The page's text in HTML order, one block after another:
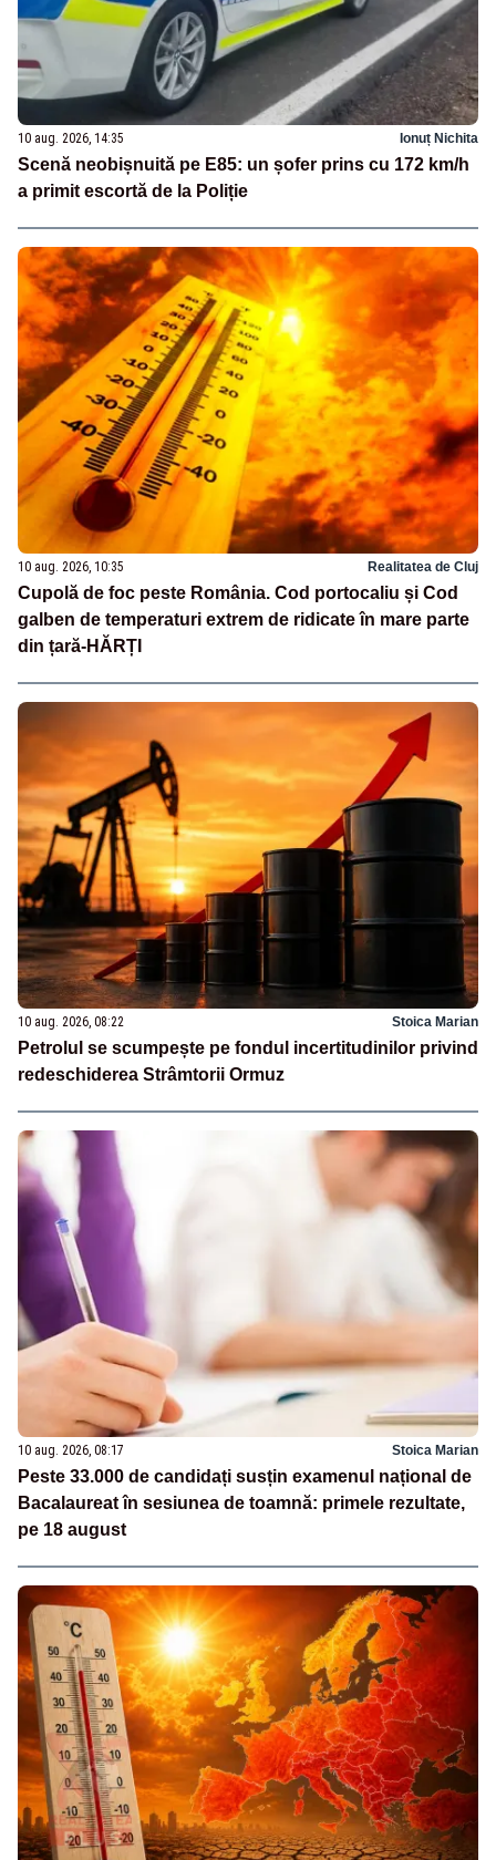
10 aug. 2026, 14:35 Ionuț Nichita
Scenă neobișnuită pe E85: un șofer prins cu 172 km/h
a primit escortă de la Poliție
10 aug. 2026, 10:35 Realitatea de Cluj
Cupolă de foc peste România. Cod portocaliu și Cod
galben de temperaturi extrem de ridicate în mare parte
din țară-HĂRȚI
10 aug. 2026, 08:22 Stoica Marian
Petrolul se scumpește pe fondul incertitudinilor privind
redeschiderea Strâmtorii Ormuz
10 aug. 2026, 08:17 Stoica Marian
Peste 33.000 de candidați susțin examenul național de
Bacalaureat în sesiunea de toamnă: primele rezultate,
pe 18 august